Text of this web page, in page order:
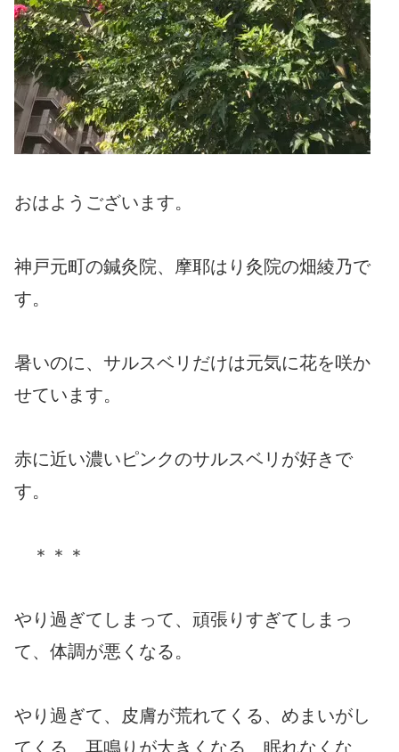
おはようございます。
神戸元町の鍼灸院、摩耶はり灸院の畑綾乃で
す。
暑いのに、サルスベリだけは元気に花を咲か
せています。
赤に近い濃いピンクのサルスベリが好きで
す。
＊＊＊
やり過ぎてしまって、頑張りすぎてしまっ
て、体調が悪くなる。
やり過ぎて、皮膚が荒れてくる、めまいがし
てくる、耳鳴りが大きくなる、眠れなくな